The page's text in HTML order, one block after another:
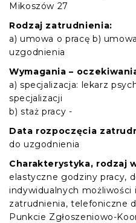
Mikoszów 27
Rodzaj zatrudnienia:
a) umowa o pracę b)
uzgodnienia
Wymagania –
a) specjalizacja: lekarz
specjalizacji
b) staż pracy -
Data rozpoczęcia
do uzgodnienia
Charakterystyka, rodzaj
elastyczne godziny pracy,
indywidualnych
zatrudnienia, telefoniczne
Punkcie Zgłoszeniowo-